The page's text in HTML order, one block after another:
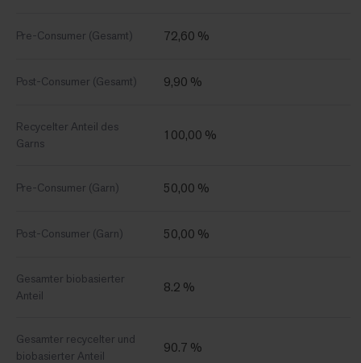
Pre-Consumer (Gesamt) 72,60 %
Post-Consumer (Gesamt) 9,90 %
Recycelter Anteil des
Garns
100,00 %
Pre-Consumer (Garn) 50,00 %
Post-Consumer (Garn) 50,00 %
Gesamter biobasierter
Anteil
8.2 %
Gesamter recycelter und
biobasierter Anteil
90.7 %